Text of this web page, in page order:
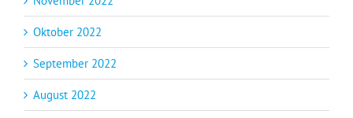
Oktober 2022
September 2022
August 2022